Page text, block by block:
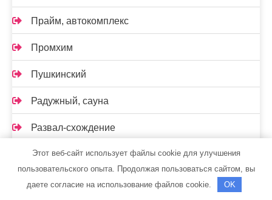
Прайм, автокомплекс
Промхим
Пушкинский
Радужный, сауна
Развал-схождение
Реклама и Контакты
Ремавто
Этот веб-сайт использует файлы cookie для улучшения
пользовательского опыта. Продолжая пользоваться сайтом, вы
даете согласие на использование файлов cookie.
OK